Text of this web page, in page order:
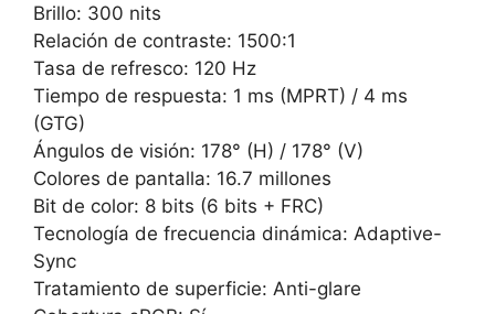
Brillo: 300 nits
Relación de contraste: 1500:1
Tasa de refresco: 120 Hz
Tiempo de respuesta: 1 ms (MPRT) / 4 ms
(GTG)
Ángulos de visión: 178° (H) / 178° (V)
Colores de pantalla: 16.7 millones
Bit de color: 8 bits (6 bits + FRC)
Tecnología de frecuencia dinámica: Adaptive-
Sync
Tratamiento de superficie: Anti-glare